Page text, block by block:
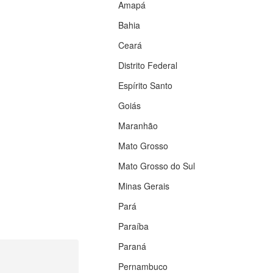
Amapá
Bahia
Ceará
Distrito Federal
Espírito Santo
Goiás
Maranhão
Mato Grosso
Mato Grosso do Sul
Minas Gerais
Pará
Paraíba
Paraná
Pernambuco